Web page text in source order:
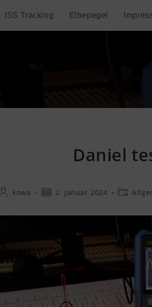
ISS Tracking Elbepegel
Daniel
Beitrags-
kowa
Beitrag2. Januar 2024
Beitrags-